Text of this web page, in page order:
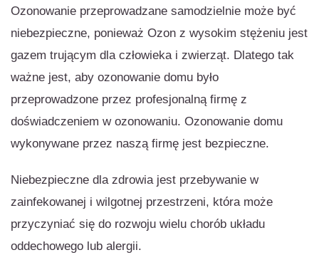
Ozonowanie przeprowadzane samodzielnie może być
niebezpieczne, ponieważ Ozon z wysokim stężeniu jest
gazem trującym dla człowieka i zwierząt. Dlatego tak
ważne jest, aby ozonowanie domu było
przeprowadzone przez profesjonalną firmę z
doświadczeniem w ozonowaniu. Ozonowanie domu
wykonywane przez naszą firmę jest bezpieczne.
Niebezpieczne dla zdrowia jest przebywanie w
zainfekowanej i wilgotnej przestrzeni, która może
przyczyniać się do rozwoju wielu chorób układu
oddechowego lub alergii.